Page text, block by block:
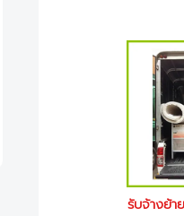
รับจ้างย้า